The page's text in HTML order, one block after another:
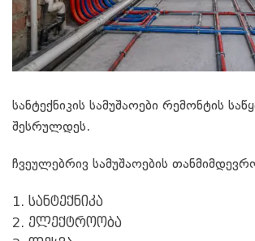
სანტექნიკის სამუშაოები რემონტის
შესრულდეს.
ჩვეულებრივ სამუშაოების
სანტექნიკა
ელექტროობა